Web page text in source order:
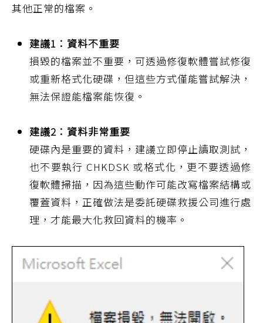
其他正常的檔案。
建議1：資料不重要
損毀的檔案並不重要，可透過修復軟體嘗試修復
或重新格式化硬碟，但這些方式僅能嘗試解決，
無法保證能檔案能恢復。
建議2：資料非常重要
硬碟內是重要的資料，建議立即停止讀取測試，
也不要執行 CHKDSK 或格式化，更不要透過修
復軟體掃描，因為這些動作可能改寫檔案結構或
覆蓋資料，正確做法是委託硬碟救援公司進行處
理，才能最大化救回資料的機率。